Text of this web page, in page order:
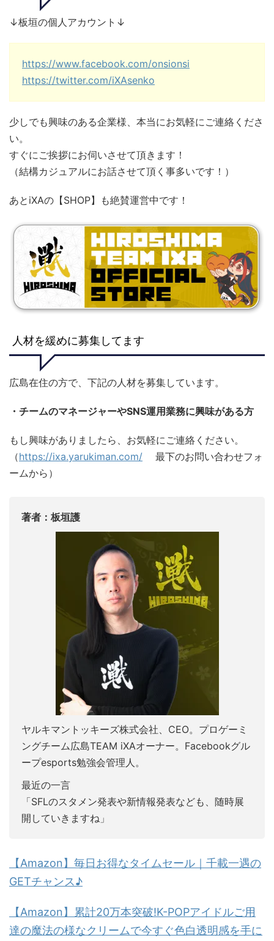
↓板垣の個人アカウント↓
https://www.facebook.com/onsionsi
https://twitter.com/iXAsenko
少しでも興味のある企業様、本当にお気軽にご連絡くださ
い。
すぐにご挨拶にお伺いさせて頂きます！
（結構カジュアルにお話させて頂く事多いです！）
あとiXAの【SHOP】も絶賛運営中です！
人材を緩めに募集してます
広島在住の方で、下記の人材を募集しています。
・チームのマネージャーやSNS運用業務に興味がある方
もし興味がありましたら、お気軽にご連絡ください。
（https://ixa.yarukiman.com/ 最下のお問い合わせフォ
ームから）
著者：板垣護
ヤルキマントッキーズ株式会社、CEO。プロゲーミ
ングチーム広島TEAM iXAオーナー。Facebookグル
ープesports勉強会管理人。
最近の一言
「SFLのスタメン発表や新情報発表なども、随時展
開していきますね」
【Amazon】毎日お得なタイムセール｜千載一遇の
GETチャンス♪
【Amazon】累計20万本突破!K-POPアイドルご用
達の魔法の様なクリームで今すぐ色白透明感を手に